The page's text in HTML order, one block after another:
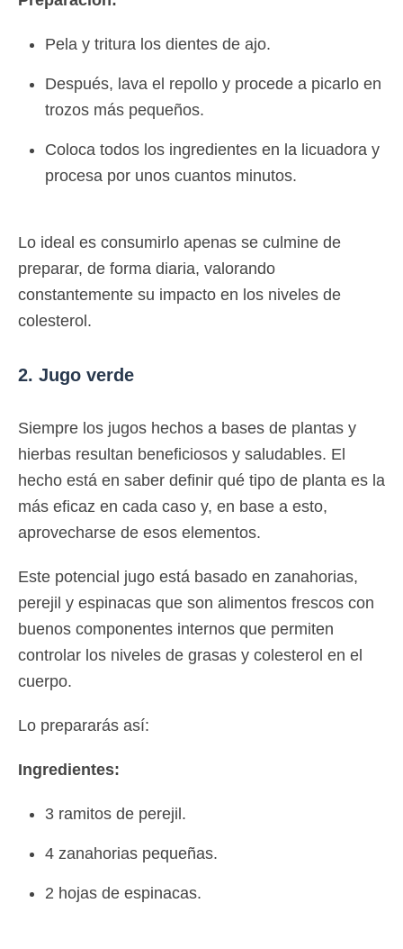
Pela y tritura los dientes de ajo.
Después, lava el repollo y procede a picarlo en
trozos más pequeños.
Coloca todos los ingredientes en la licuadora y
procesa por unos cuantos minutos.
Lo ideal es consumirlo apenas se culmine de
preparar, de forma diaria, valorando
constantemente su impacto en los niveles de
colesterol.
2. Jugo verde
Siempre los jugos hechos a bases de plantas y
hierbas resultan beneficiosos y saludables. El
hecho está en saber definir qué tipo de planta es la
más eficaz en cada caso y, en base a esto,
aprovecharse de esos elementos.
Este potencial jugo está basado en zanahorias,
perejil y espinacas que son alimentos frescos con
buenos componentes internos que permiten
controlar los niveles de grasas y colesterol en el
cuerpo.
Lo prepararás así:
Ingredientes:
3 ramitos de perejil.
4 zanahorias pequeñas.
2 hojas de espinacas.